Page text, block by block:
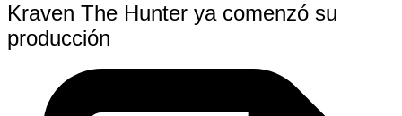
Kraven The Hunter ya comenzó su
producción